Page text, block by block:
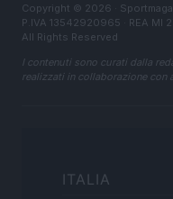
Copyright © 2026 ·
P.IVA 13542920965 · REA MI
All Rights Reserved
I contenuti sono curati dalla
realizzati in collaborazione con
ITALIA